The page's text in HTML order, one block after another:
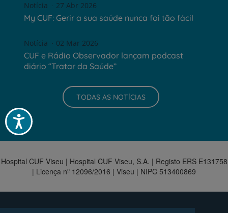
Acessibilidade
Notícia 27 Abr 2026
My CUF: Gerir a sua saúde nunca foi tão fácil
Notícia 02 Mar 2026
CUF e Rádio Observador lançam podcast
diário “Tratar da Saúde”
TODAS AS NOTÍCIAS
Hospital CUF Viseu | Hospital CUF Viseu, S.A. | Registo ERS E131758
| Licença nº 12096/2016 | Viseu | NIPC 513400869